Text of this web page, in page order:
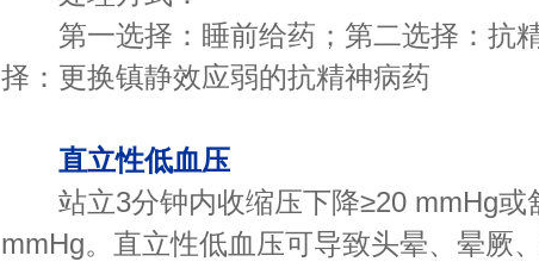
第一选择：睡前给药；第二选择：抗
择：更换镇静效应弱的抗精神病药
直立性低血压
站立3分钟内收缩压下降≥20 mmHg或
mmHg。直立性低血压可导致头晕、晕厥